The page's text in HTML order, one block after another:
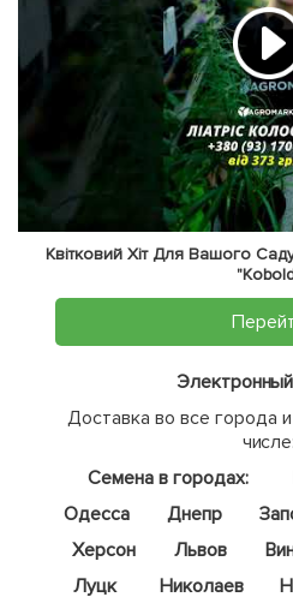
Квітковий Хіт Для Вашого
Доставка во все города
числе:
Семена в городах:
Одесса
Днепр
Херсон
Львов
Луцк
Николаев